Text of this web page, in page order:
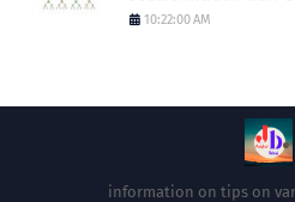
10:22:00 AM
information on tips on